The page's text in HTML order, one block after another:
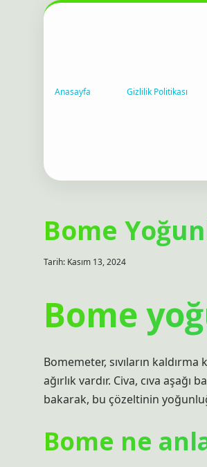
Anasayfa Gizlilik Politikası
Bome
Tarih: Kasım 13, 2024
Bome
Bomemeter, sıvıların
ağırlık vardır. Civa, cıva aşağı
bakarak, bu çözeltinin
Bome ne